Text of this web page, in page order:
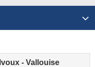
- Vallouise